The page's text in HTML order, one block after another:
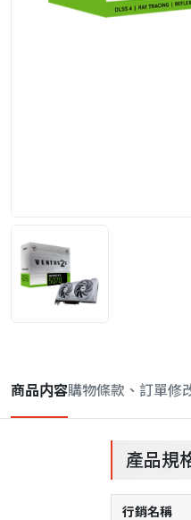
商品内容購物條款、訂單修
產品規
行銷名稱